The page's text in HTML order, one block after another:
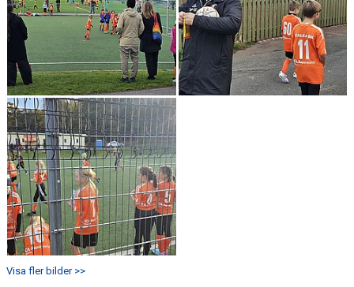
Visa fler bilder >>